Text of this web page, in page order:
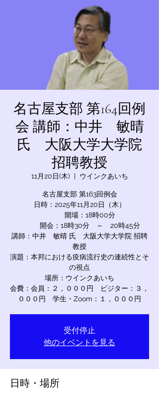
名古屋支部 第164回例
会 講師：中井 敏晴
氏 大阪大学大学院
招聘教授
11月20日(木)
  |
ウインクあいち
名古屋支部 第163回例会
日時：2025年11月20日（木）
開場：18時00分
開会：18時30分 ～ 20時45分
講師：中井 敏晴 氏 大阪大学大学院 招聘
教授
演題：本邦における疫病流行史の連続性とそ
の視点
場所：ウインクあいち
会費：会員：２，０００円 ビジター：３，
０００円 学生・Zoom：１，０００円
受付停止
他のイベントを見る
日時・場所